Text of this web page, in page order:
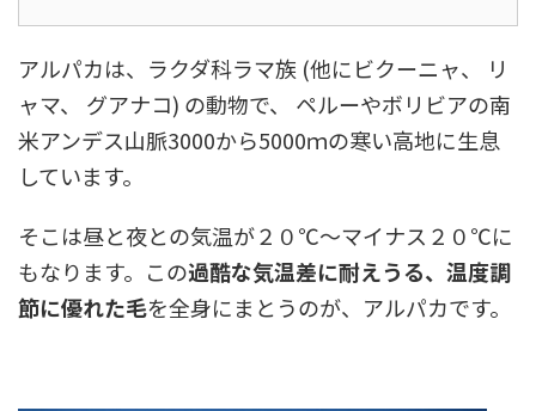
アルパカは、ラクダ科ラマ族 (他にビクーニャ、 リ
ャマ、 グアナコ) の動物で、 ペルーやボリビアの南
米アンデス山脈3000から5000ｍの寒い高地に生息
しています。
そこは昼と夜との気温が２０℃～マイナス２０℃に
もなります。この過酷な気温差に耐えうる、温度調
節に優れた毛を全身にまとうのが、アルパカです。